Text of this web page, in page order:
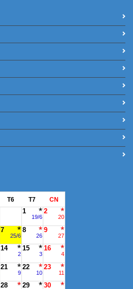
T6 T7 CN
1
19/6
2
20
7
25/6
8
26
9
27
14
2
15
3
16
4
21
9
22
10
23
11
28 29 30